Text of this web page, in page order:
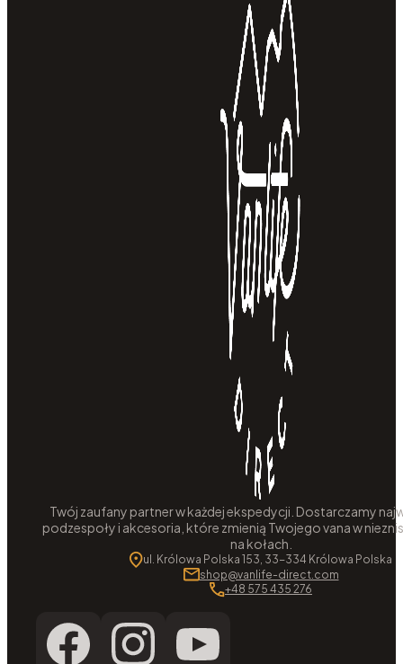
Twój zaufany partner w każdej ekspedycji. Dostarczamy
podzespoły i akcesoria, które zmienią Twojego vana w
na kołach.
ul. Królowa Polska 153, 33-334 Królowa Polska
shop@vanlife-direct.com
+48 575 435 276